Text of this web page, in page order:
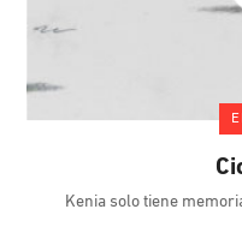
Kenia solo tiene